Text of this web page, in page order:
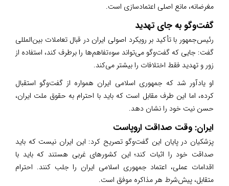
مغرضانه، مانع اصلی اعتمادسازی است.
گفت‌وگو به جای تهدید
رئیس‌جمهور با تأکید بر رویکرد اصولی ایران در قبال تعاملات بین‌المللی
گفت: جایی که گفت‌وگو می‌تواند سوءتفاهم‌ها را برطرف کند، استفاده از
زور و تهدید فقط اختلافات را بیشتر می‌کند.
او یادآور شد که جمهوری اسلامی ایران همواره از گفت‌وگو استقبال
کرده، اما این طرف مقابل است که باید با احترام به حقوق ملت ایران،
حسن نیت خود را نشان دهد.
ایران: وقت صداقت اروپاست
پزشکیان در پایان این گفت‌وگو تصریح کرد: این ایران نیست که باید
صداقت خود را اثبات کند؛ این کشورهای غربی هستند که باید با
اقدامات عملی، اعتماد جمهوری اسلامی ایران را جلب کنند. احترام
متقابل، پیش‌شرط هر مذاکره موفق است.